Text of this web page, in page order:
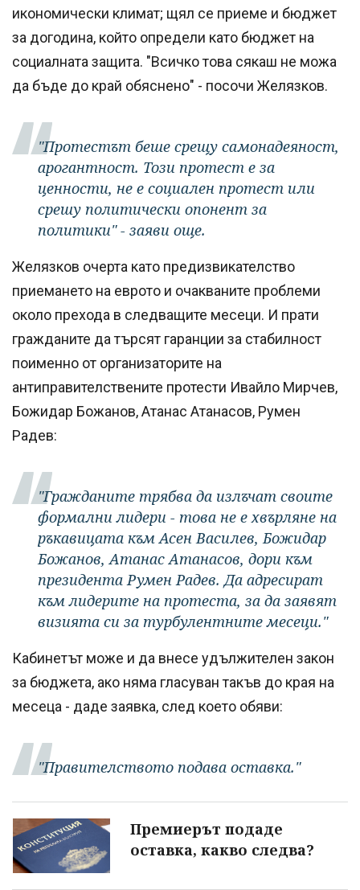
икономически климат; щял се приеме и бюджет
за догодина, който определи като бюджет на
социалната защита. "Всичко това сякаш не можа
да бъде до край обяснено" - посочи Желязков.
"Протестът беше срещу самонадеяност,
арогантност. Този протест е за
ценности, не е социален протест или
срешу политически опонент за
политики" - заяви още.
Желязков очерта като предизвикателство
приемането на еврото и очакваните проблеми
около прехода в следващите месеци. И прати
гражданите да търсят гаранции за стабилност
поименно от организаторите на
антиправителствените протести Ивайло Мирчев,
Божидар Божанов, Атанас Атанасов, Румен
Радев:
"Гражданите трябва да излъчат своите
формални лидери - това не е хвърляне на
ръкавицата към Асен Василев, Божидар
Божанов, Атанас Атанасов, дори към
президента Румен Радев. Да адресират
към лидерите на протеста, за да заявят
визията си за турбулентните месеци."
Кабинетът може и да внесе удължителен закон
за бюджета, ако няма гласуван такъв до края на
месеца - даде заявка, след което обяви:
"Правителството подава оставка."
Премиерът подаде
оставка, какво следва?